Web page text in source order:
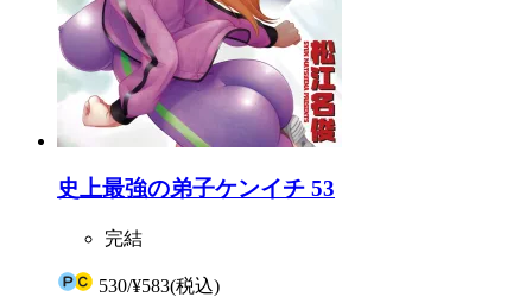
史上最強の弟子ケンイチ 53
完結
530/¥583(税込)